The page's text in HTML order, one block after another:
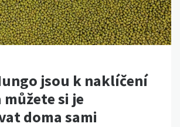
jsou k naklíčení
si je
doma sami